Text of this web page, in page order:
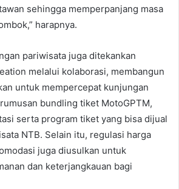
sehingga memperpanjang masa
harapnya.
pariwisata juga ditekankan
melalui kolaborasi, membangun
untuk mempercepat kunjungan
bundling tiket MotoGPTM,
serta program tiket yang bisa dijual
NTB. Selain itu, regulasi harga
juga diusulkan untuk
dan keterjangkauan bagi